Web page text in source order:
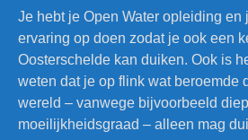
Je hebt je Open Water opleiding en
ervaring op doen zodat je ook een
Oosterschelde kan duiken. Ook is
weten dat je op flink wat beroemde
wereld – vanwege bijvoorbeeld
moeilijkheidsgraad – alleen mag